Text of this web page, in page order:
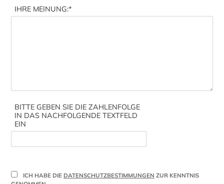
IHRE MEINUNG:*
BITTE GEBEN SIE DIE ZAHLENFOLGE
IN DAS NACHFOLGENDE TEXTFELD
EIN
ICH HABE DIE DATENSCHUTZBESTIMMUNGEN ZUR KENNTNIS